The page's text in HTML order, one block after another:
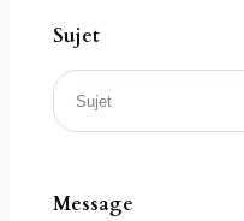
Sujet
Message